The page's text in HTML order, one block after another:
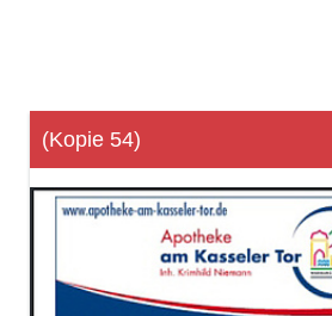
(Kopie 54)